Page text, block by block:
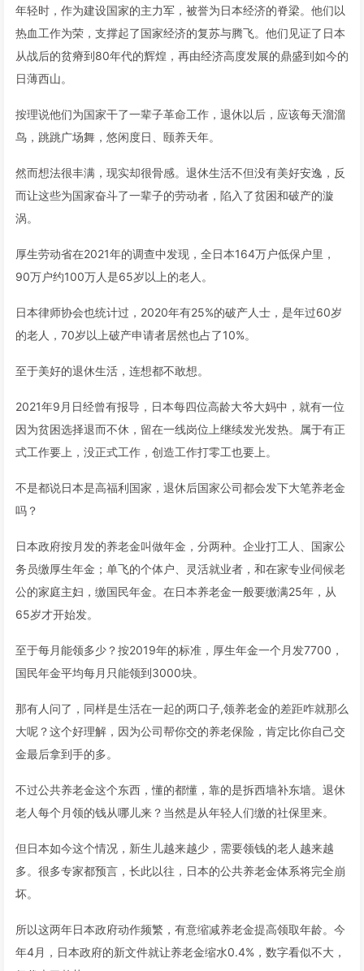
年轻时，作为建设国家的主力军，被誉为日本经济的脊梁。他们以
热血工作为荣，支撑起了国家经济的复苏与腾飞。他们见证了日本
从战后的贫瘠到80年代的辉煌，再由经济高度发展的鼎盛到如今的
日薄西山。
按理说他们为国家干了一辈子革命工作，退休以后，应该每天溜溜
鸟，跳跳广场舞，悠闲度日、颐养天年。
然而想法很丰满，现实却很骨感。退休生活不但没有美好安逸，反
而让这些为国家奋斗了一辈子的劳动者，陷入了贫困和破产的漩
涡。
厚生劳动省在2021年的调查中发现，全日本164万户低保户里，
90万户约100万人是65岁以上的老人。
日本律师协会也统计过，2020年有25%的破产人士，是年过60岁
的老人，70岁以上破产申请者居然也占了10%。
至于美好的退休生活，连想都不敢想。
2021年9月日经曾有报导，日本每四位高龄大爷大妈中，就有一位
因为贫困选择退而不休，留在一线岗位上继续发光发热。属于有正
式工作要上，没正式工作，创造工作打零工也要上。
不是都说日本是高福利国家，退休后国家公司都会发下大笔养老金
吗？
日本政府按月发的养老金叫做年金，分两种。企业打工人、国家公
务员缴厚生年金；单飞的个体户、灵活就业者，和在家专业伺候老
公的家庭主妇，缴国民年金。在日本养老金一般要缴满25年，从
65岁才开始发。
至于每月能领多少？按2019年的标准，厚生年金一个月发7700，
国民年金平均每月只能领到3000块。
那有人问了，同样是生活在一起的两口子,领养老金的差距咋就那么
大呢？这个好理解，因为公司帮你交的养老保险，肯定比你自己交
金最后拿到手的多。
不过公共养老金这个东西，懂的都懂，靠的是拆西墙补东墙。退休
老人每个月领的钱从哪儿来？当然是从年轻人们缴的社保里来。
但日本如今这个情况，新生儿越来越少，需要领钱的老人越来越
多。很多专家都预言，长此以往，日本的公共养老金体系将完全崩
坏。
所以这两年日本政府动作频繁，有意缩减养老金提高领取年龄。今
年4月，日本政府的新文件就让养老金缩水0.4%，数字看似不大，